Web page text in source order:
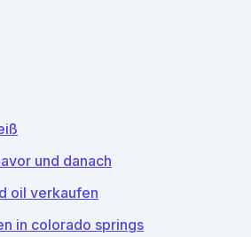
und danach
oil verkaufen
in colorado springs